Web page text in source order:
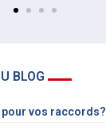
BLOG
vos raccords?